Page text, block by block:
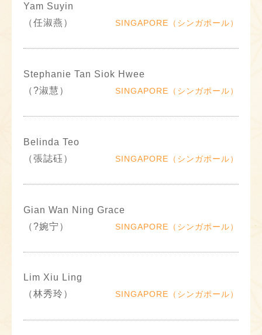
Yam Suyin
（任淑燕）
SINGAPORE（シンガポール）
Stephanie Tan Siok Hwee
（?淑慧）
SINGAPORE（シンガポール）
Belinda Teo
（張誌砡）
SINGAPORE（シンガポール）
Gian Wan Ning Grace
（?婉宁）
SINGAPORE（シンガポール）
Lim Xiu Ling
（林秀玲）
SINGAPORE（シンガポール）